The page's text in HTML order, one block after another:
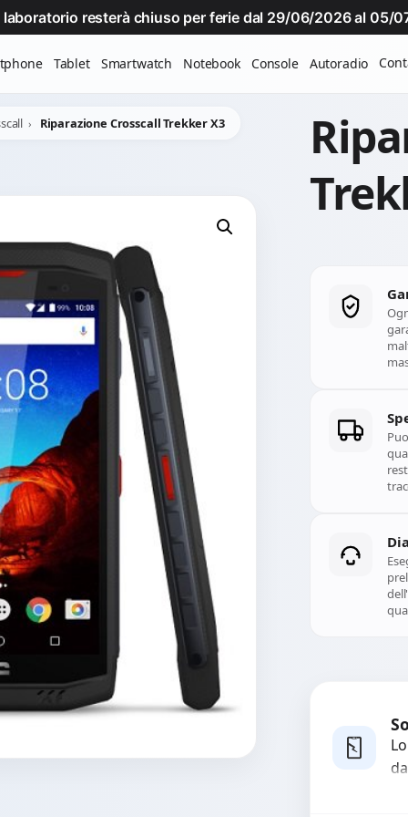
laboratorio resterà chiuso per ferie dal 29/06/2026 al 05/
Tablet Smartwatch Notebook Console Autoradio
Riparazione Crosscall Trekker X3